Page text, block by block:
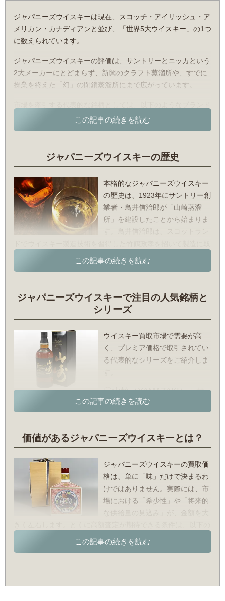
ジャパニーズウイスキーは現在、スコッチ・アイリッシュ・ア
メリカン・カナディアンと並び、「世界5大ウイスキー」の1つ
に数えられています。
ジャパニーズウイスキーの評価は、サントリーとニッカという
2大メーカーにとどまらず、新興のクラフト蒸溜所や、すでに
操業を終えた「幻」の閉鎖蒸溜所にまで広がっています。
ズウイスキーのパイオニアです。日本を代表するシングルモル
数々の名作を生み出してきました。ミズナラ樽由来のオリエン
タルな香りや、繊細で緻密なブレンド技術は、世界中のウイス
キー愛好家から高い評価を集めています。
〇ニッカウヰスキー（余市・竹鶴）
メーカーです。北海道の余市蒸溜所では、現在でも世界的に見
ても珍しい「石炭直火蒸溜」による力強いモルトづくりを続け
く受け継ぎながら、日本ならではの繊細さを併せ持つスタイル
〇ベンチャーウイスキー（イチローズモルト）
埼玉県・秩父から世界に挑む、日本のクラフトウイスキーを牽
引する存在です。その代名詞ともいえるのが、創業者の肥土伊
知郎氏が手がける「イチローズモルト」シリーズです。WWA
て高い国際的評価を獲得しています。小規模生産ゆえに流通量
が限られるボトルも多く、一部の銘柄は発売後すぐに市場から
〇メルシャン／ 旧軽井沢蒸溜所（軽井沢）
メルシャンが長年運営していた旧軽井沢蒸溜所は、2000年に
生産を終了した「幻の蒸溜所」として知られています。主にシ
ェリー樽で熟成された重厚な味わいや、二度と造れないという
「絶対的な希少性」が特徴です。海外オークションでは1本数
千万円で落札された例もあるなど、世界中のコレクターが追い
る、ジャパニーズウイスキーを象徴するレアボトルの1つとい
ジャパニーズウイスキーの歴史
本格的なジャパニーズウイスキー
の歴史は、1923年にサントリー創
業者・鳥井信治郎が「山崎蒸溜
所」を建設したことから始まりま
す。鳥井信治郎は、スコットラン
り組みましたが、当初のスモーキーな風味は日本人にはあまり
覚に合わせたウイスキーの改良が進み、日本独自の「水割り」
文化も浸透したことで、国内のウイスキー市場は大きく拡大。
ションで「山崎」「響」「余市」などの銘柄が、最高賞クラス
のタイトルを相次いで受賞しました。その結果、ジャパニーズ
ウイスキーの評価は、世界的に認められるようになったので
日本のウイスキーはスコッチを手本にしながらも、今では国際
的に高評価を受けるプレミアムウイスキーとして、確かな地位
世界中の愛好家や投資家から、ジャパニーズウイスキーには熱
ジャパニーズウイスキーで注目の人気銘柄と
シリーズ
ウイスキー買取市場で需要が高
く、プレミア価格で取引されてい
る代表的なシリーズをご紹介しま
〇山崎（YAMAZAKI）｜サ
山崎は日本を代表するシングルモルトウイスキーです。国内外
18年」「山崎25年」など、エイジング（熟成年数）ボトルを
正規ルートで入手するのは、極めて困難になっています。ま
た、ミズナラ樽由来の、伽羅（きゃら）のような高貴な香り
は、海外のコレクターからも高い評価を集めています。
〇響（HIBIKI）｜サントリー
響は多様な原酒をブレンドした、まさに芸術品のようなブレン
ラームスの交響曲に着想を得たとされ、「響21年」や「響30
年」をはじめ、完成度の高い味わいで知られています。加え
て、その美しいボトルデザインも魅力の1つで、贈り物やコレ
価値があるジャパニーズウイスキーとは？
ジャパニーズウイスキーの買取価
格は、単に「味」だけで決まるわ
けではありません。実際には、市
場における「希少性」や「将来的
な供給量の見込み」が、金額を大
ようなものがあります。
〇熟成年数の表記と終売品